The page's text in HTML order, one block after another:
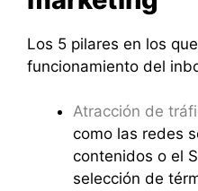
Los 5 pilares en los
funcionamiento del
Atracción de
como las redes
contenidos o el
selección de